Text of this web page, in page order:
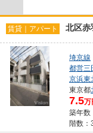
賃貸｜アパート 北区赤
埼京線
都営三
京浜東
東京都
7.5万
築年数
階数：